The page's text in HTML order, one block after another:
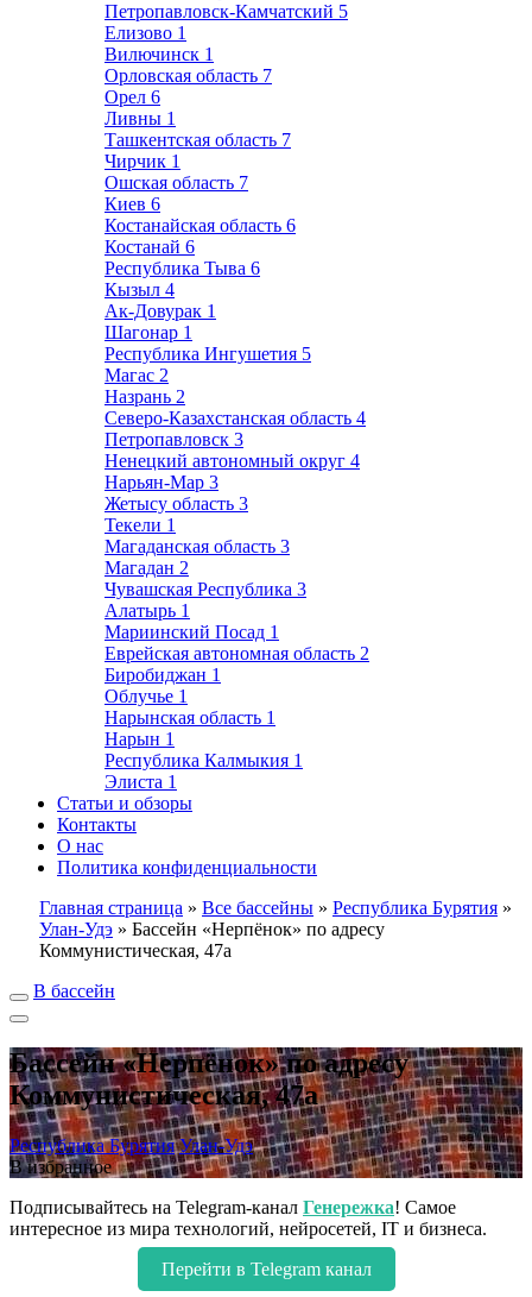
Петропавловск-Камчатский 5
Елизово 1
Вилючинск 1
Орловская область 7
Орел 6
Ливны 1
Ташкентская область 7
Чирчик 1
Ошская область 7
Киев 6
Костанайская область 6
Костанай 6
Республика Тыва 6
Кызыл 4
Ак-Довурак 1
Шагонар 1
Республика Ингушетия 5
Магас 2
Назрань 2
Северо-Казахстанская область 4
Петропавловск 3
Ненецкий автономный округ 4
Нарьян-Мар 3
Жетысу область 3
Текели 1
Магаданская область 3
Магадан 2
Чувашская Республика 3
Алатырь 1
Мариинский Посад 1
Еврейская автономная область 2
Биробиджан 1
Облучье 1
Нарынская область 1
Нарын 1
Республика Калмыкия 1
Элиста 1
Статьи и обзоры
Контакты
О нас
Политика конфиденциальности
Главная страница » Все бассейны » Республика Бурятия »
Улан-Удэ » Бассейн «Нерпёнок» по адресу
Коммунистическая, 47а
В бассейн
Бассейн «Нерпёнок» по адресу
Коммунистическая, 47а
Республика Бурятия Улан-Удэ
В избранное
Подписывайтесь на Telegram-канал Генережка! Самое
интересное из мира технологий, нейросетей, IT и бизнеса.
Перейти в Telegram канал